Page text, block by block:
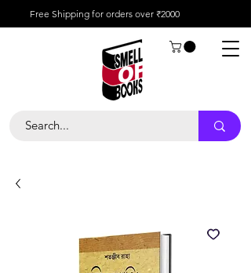
Free Shipping for orders over ₹2000